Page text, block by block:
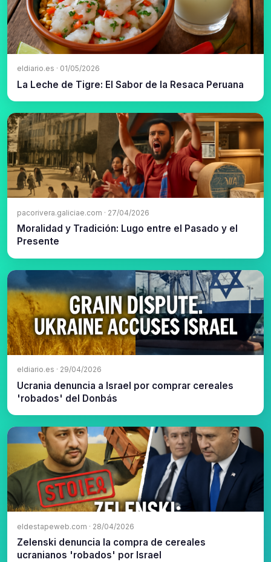
eldiario.es · 01/05/2026
La Leche de Tigre: El Sabor de la Resaca Peruana
pacorivera.galiciae.com · 27/04/2026
Moralidad y Tradición: Lugo entre el Pasado y el
Presente
eldiario.es · 29/04/2026
Ucrania denuncia a Israel por comprar cereales
'robados' del Donbás
eldestapeweb.com · 28/04/2026
Zelenski denuncia la compra de cereales
ucranianos 'robados' por Israel